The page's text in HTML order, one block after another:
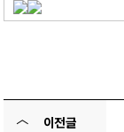
〈 이전글